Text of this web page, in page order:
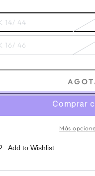
14/ 44
16/ 46
Más
Add to Wishlist